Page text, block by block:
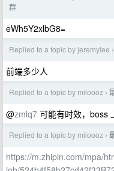
群
eWh5Y2xlbG8=
Replied to a topic by jeremylee ›
前端多少人
Replied to a topic by miloooz ›
@zmlq7 可能有时效，boss
Replied to a topic by miloooz ›
https://m.zhipin.com/mpa/